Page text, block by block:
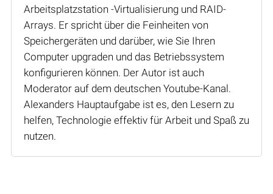
Arbeitsplatzstation -Virtualisierung und RAID-
Arrays. Er spricht über die Feinheiten von
Speichergeräten und darüber, wie Sie Ihren
Computer upgraden und das Betriebssystem
konfigurieren können. Der Autor ist auch
Moderator auf dem deutschen Youtube-Kanal.
Alexanders Hauptaufgabe ist es, den Lesern zu
helfen, Technologie effektiv für Arbeit und Spaß zu
nutzen.